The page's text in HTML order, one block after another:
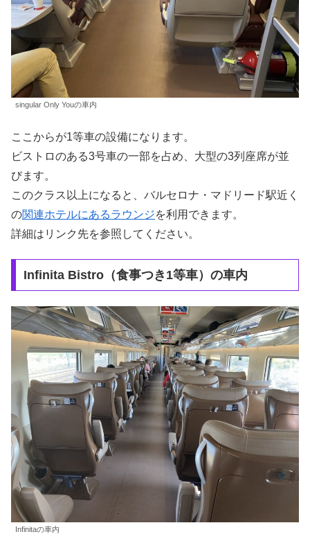
singular Only Youの車内
ここからが1等車の設備になります。
ビストロのある3号車の一部を占め、大型の3列座席が並
びます。
このクラス以上になると、バルセロナ・マドリード駅近く
の関連ホテルにあるラウンジを利用できます。
詳細はリンク先を参照してください。
Infinita Bistro（食事つき1等車）の車内
Infinitaの車内